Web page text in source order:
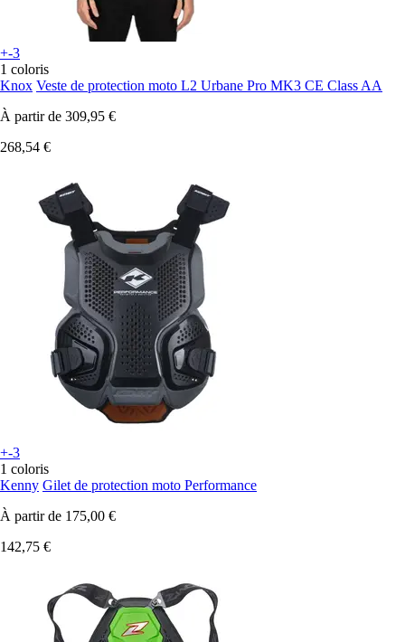
+-3
1 coloris
Knox Veste de protection moto L2 Urbane Pro MK3 CE Class AA
À partir de 309,95 €
268,54 €
+-3
1 coloris
Kenny Gilet de protection moto Performance
À partir de 175,00 €
142,75 €